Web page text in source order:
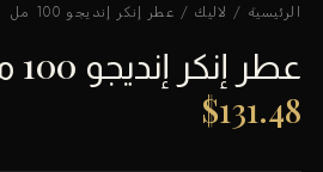
الرئيسية / لاليك / عطر إنكر إنديجو 100 مل
عطر إنكر إنديجو 100 مل
$131.48